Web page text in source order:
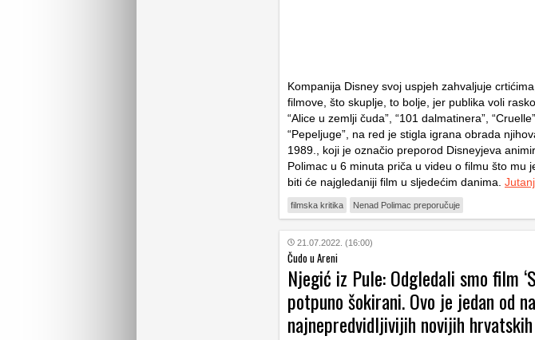
Kompanija Disney svoj uspjeh zahvaljuje
filmove, što skuplje, to bolje, jer publika voli
“Alice u zemlji čuda”, “101 dalmatinera”,
“Pepeljuge”, na red je stigla igrana obrada
1989., koji je označio preporod Disneyjeva
Polimac u 6 minuta priča u videu o filmu što mu
biti će najgledaniji film u sljedećim danima.
filmska kritika Nenad Polimac preporučuje
21.07.2022. (16:00)
Čudo u Areni
Njegić iz Pule: Odgledali smo film
potpuno šokirani. Ovo je jedan od
najnepredvidljivijih novijih